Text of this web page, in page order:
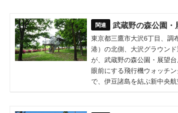
武蔵野の森公園・
東京都三鷹市大沢6丁目、調
港）の北側、大沢グラウン
が、武蔵野の森公園・展望
眼前にする飛行機ウォッチ
で、伊豆諸島を結ぶ新中央